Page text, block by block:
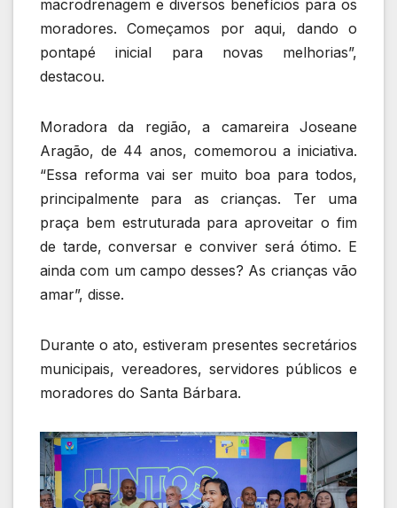
macrodrenagem e diversos benefícios para os
moradores. Começamos por aqui, dando o
pontapé inicial para novas melhorias”,
destacou.
Moradora da região, a camareira Joseane
Aragão, de 44 anos, comemorou a iniciativa.
“Essa reforma vai ser muito boa para todos,
principalmente para as crianças. Ter uma
praça bem estruturada para aproveitar o fim
de tarde, conversar e conviver será ótimo. E
ainda com um campo desses? As crianças vão
amar”, disse.
Durante o ato, estiveram presentes secretários
municipais, vereadores, servidores públicos e
moradores do Santa Bárbara.